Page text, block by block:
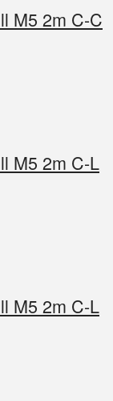
M5 2m C-C
M5 2m C-L
M5 2m C-L